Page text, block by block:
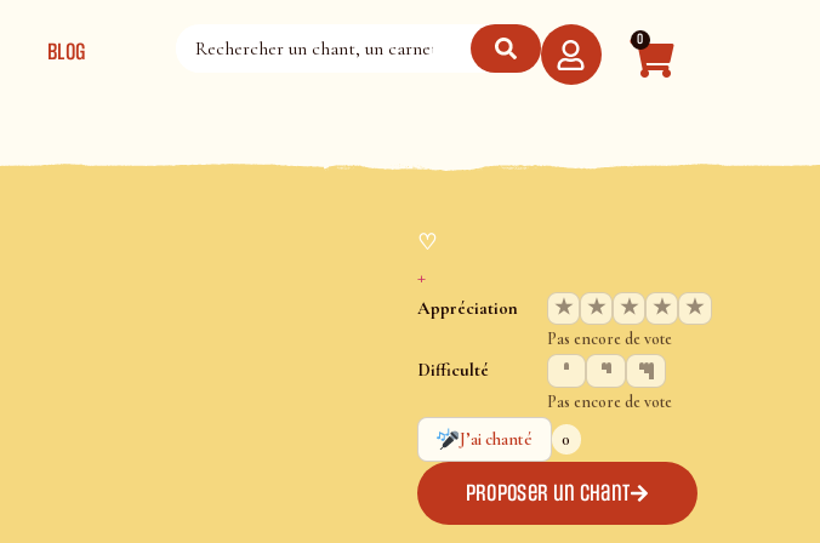
BLOG 0
♡
+
Appréciation ★ ★ ★ ★ ★
Pas encore de vote
Difficulté
Pas encore de vote
J’ai chanté
0
Proposer un chant